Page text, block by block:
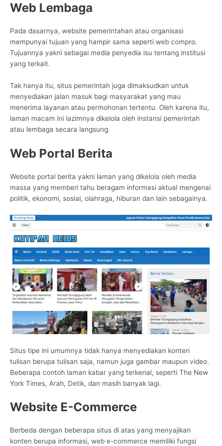
Web Lembaga
Pada dasarnya, website pemerintahan atau organisasi
mempunyai tujuan yang hampir sama seperti web compro.
Tujuannya yakni sebagai media penyedia isu tentang institusi
yang terkait.
Tak hanya itu, situs pemerintah juga dimaksudkan untuk
menyediakan jalan masuk bagi masyarakat yang mau
menerima layanan atau permohonan tertentu. Oleh karena itu,
laman macam ini lazimnya dikelola oleh instansi pemerintah
atau lembaga secara langsung.
Web Portal Berita
Website portal berita yakni laman yang dikelola oleh media
massa yang memberi tahu beragam informasi aktual mengenai
politik, ekonomi, sosial, olahraga, hiburan dan lain sebagainya.
Situs tipe ini umumnya tidak hanya menyediakan konten
tulisan berupa tulisan saja, namun juga gambar maupun video.
Beberapa contoh laman kabar yang terkenal, seperti The New
York Times, Arah, Detik, dan masih banyak lagi.
Website E-Commerce
Berbeda dengan beberapa situs di atas yang menyajikan
konten berupa informasi, web e-commerce memiliki fungsi